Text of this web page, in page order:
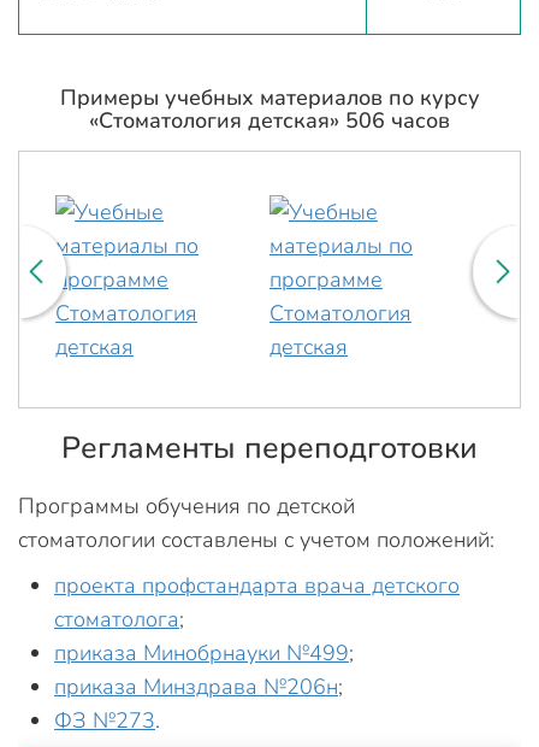
Примеры учебных материалов по курсу
«Стоматология детская» 506 часов
Регламенты переподготовки
Программы обучения по детской
стоматологии составлены с учетом положений:
проекта профстандарта врача детского
стоматолога;
приказа Минобрнауки №499;
приказа Минздрава №206н;
ФЗ №273.